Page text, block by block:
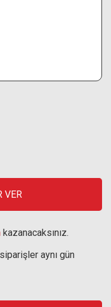
VER
kazanacaksınız.
aynı gün